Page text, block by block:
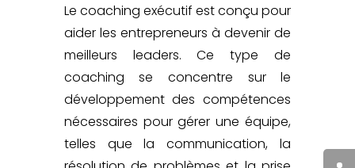
Le coaching exécutif est conçu pour
aider les entrepreneurs à devenir de
meilleurs leaders. Ce type de
coaching se concentre sur le
développement des compétences
nécessaires pour gérer une équipe,
telles que la communication, la